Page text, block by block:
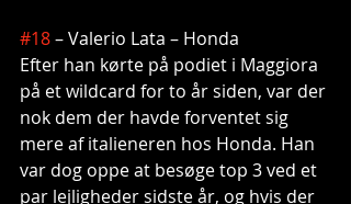
#18 – Valerio Lata – Honda
Efter han kørte på podiet i Maggiora
på et wildcard for to år siden, var der
nok dem der havde forventet sig
mere af italieneren hos Honda. Han
var dog oppe at besøge top 3 ved et
par lejligheder sidste år, og hvis der